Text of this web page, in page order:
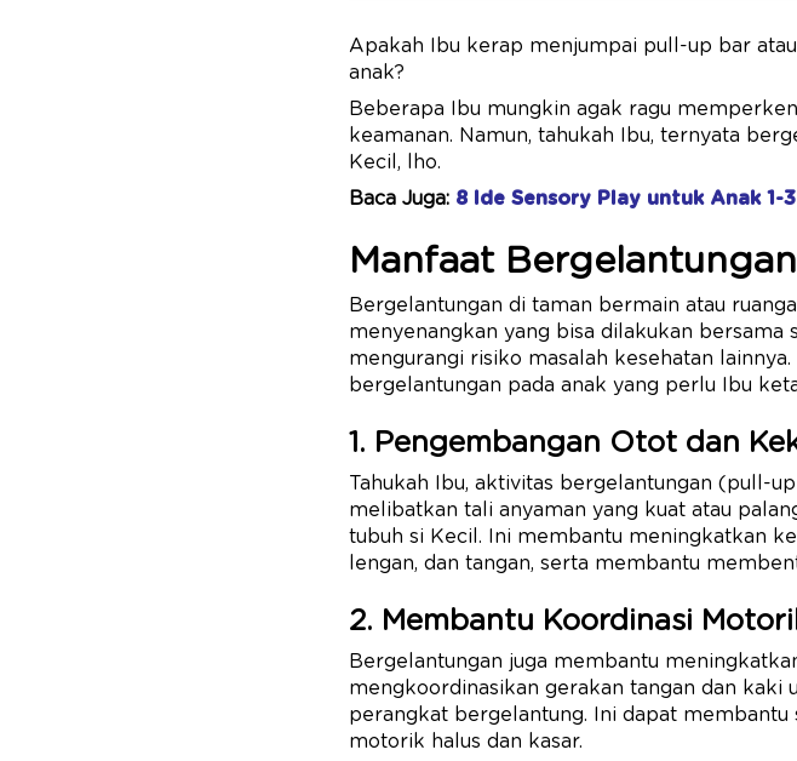
Apakah Ibu kerap menjumpai pull-up bar
anak?
Beberapa Ibu mungkin agak ragu
keamanan. Namun, tahukah Ibu, ternyata
Kecil, lho.
Baca Juga: 8 Ide Sensory Play untuk Anak 1-
Manfaat
Bergelantungan di taman bermain atau
menyenangkan yang bisa dilakukan
mengurangi risiko masalah kesehatan
bergelantungan pada anak yang perlu Ibu
1. Pengembangan Otot dan
Tahukah Ibu, aktivitas bergelantungan (pull-
melibatkan tali anyaman yang kuat atau
tubuh si Kecil. Ini membantu meningkatkan
lengan, dan tangan, serta membantu
2. Membantu Koordinasi
Bergelantungan juga membantu
mengkoordinasikan gerakan tangan dan kaki
perangkat bergelantung. Ini dapat
motorik halus dan kasar.